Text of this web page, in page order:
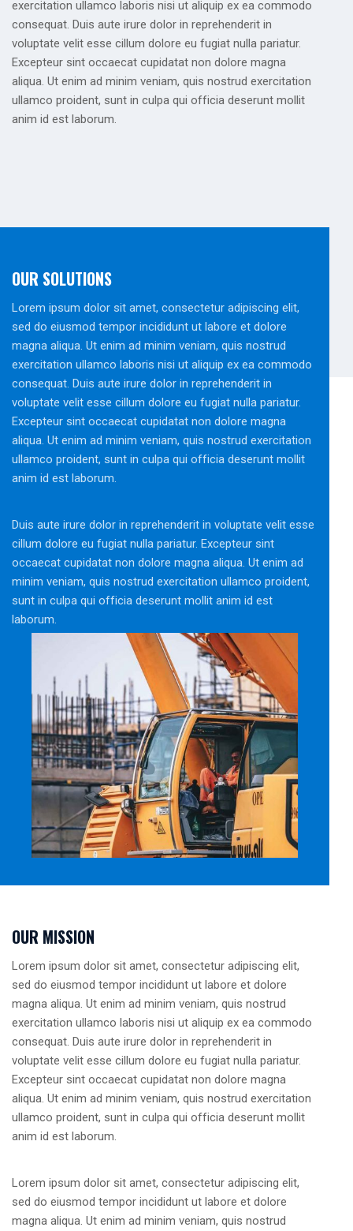
exercitation ullamco laboris nisi ut aliquip ex ea commodo
consequat. Duis aute irure dolor in reprehenderit in
voluptate velit esse cillum dolore eu fugiat nulla pariatur.
Excepteur sint occaecat cupidatat non dolore magna
aliqua. Ut enim ad minim veniam, quis nostrud exercitation
ullamco proident, sunt in culpa qui officia deserunt mollit
anim id est laborum.
OUR SOLUTIONS
Lorem ipsum dolor sit amet, consectetur adipiscing elit,
sed do eiusmod tempor incididunt ut labore et dolore
magna aliqua. Ut enim ad minim veniam, quis nostrud
exercitation ullamco laboris nisi ut aliquip ex ea commodo
consequat. Duis aute irure dolor in reprehenderit in
voluptate velit esse cillum dolore eu fugiat nulla pariatur.
Excepteur sint occaecat cupidatat non dolore magna
aliqua. Ut enim ad minim veniam, quis nostrud exercitation
ullamco proident, sunt in culpa qui officia deserunt mollit
anim id est laborum.
Duis aute irure dolor in reprehenderit in voluptate velit esse
cillum dolore eu fugiat nulla pariatur. Excepteur sint
occaecat cupidatat non dolore magna aliqua. Ut enim ad
minim veniam, quis nostrud exercitation ullamco proident,
sunt in culpa qui officia deserunt mollit anim id est
laborum.
OUR MISSION
Lorem ipsum dolor sit amet, consectetur adipiscing elit,
sed do eiusmod tempor incididunt ut labore et dolore
magna aliqua. Ut enim ad minim veniam, quis nostrud
exercitation ullamco laboris nisi ut aliquip ex ea commodo
consequat. Duis aute irure dolor in reprehenderit in
voluptate velit esse cillum dolore eu fugiat nulla pariatur.
Excepteur sint occaecat cupidatat non dolore magna
aliqua. Ut enim ad minim veniam, quis nostrud exercitation
ullamco proident, sunt in culpa qui officia deserunt mollit
anim id est laborum.
Lorem ipsum dolor sit amet, consectetur adipiscing elit,
sed do eiusmod tempor incididunt ut labore et dolore
magna aliqua. Ut enim ad minim veniam, quis nostrud